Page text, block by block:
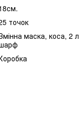
точок
маска, коса, 2